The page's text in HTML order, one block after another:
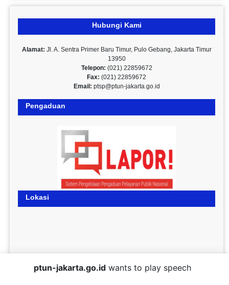
Hubungi Kami
Alamat: Jl. A. Sentra Primer Baru Timur, Pulo Gebang, Jakarta Timur
13950
Telepon: (021) 22859672
Fax: (021) 22859672
Email: ptsp@ptun-jakarta.go.id
Pengaduan
Lokasi
ptun-jakarta.go.id wants to play speech